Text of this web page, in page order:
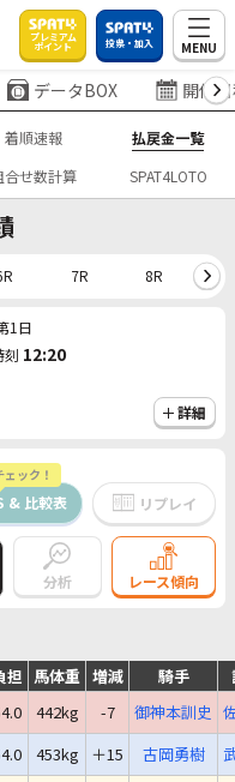
プレミアム
ポイント 投票・加入 MENU
データBOX 開催
着順速報
払戻金一覧
合せ数計算 SPAT4LOTO
7R 8R
1日
刻 12:20
詳細
ック！
& 比較表 リプレイ
分析 レース傾向
担 馬体重 増減 騎手
442kg -7 御神本訓史
453kg ＋15 古岡勇樹